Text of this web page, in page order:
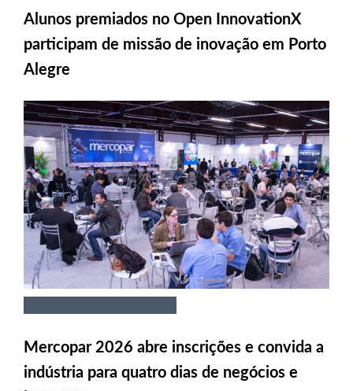
Alunos premiados no Open InnovationX
participam de missão de inovação em Porto
Alegre
Mercopar 2026 abre inscrições e convida a
indústria para quatro dias de negócios e